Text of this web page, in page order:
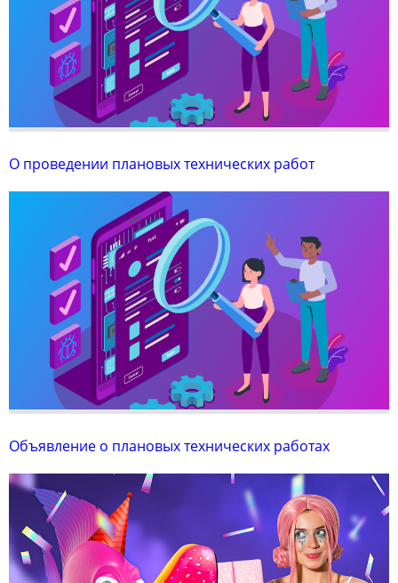
О проведении плановых технических работ
Объявление о плановых технических работах